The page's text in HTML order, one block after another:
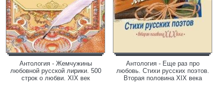
Антология - Жемчужины
любовной русской лирики. 500
строк о любви. XIX век
Антология - Еще раз про
любовь. Стихи русских поэтов.
Вторая половина XIX века